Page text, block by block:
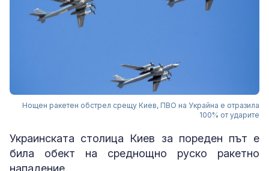
Нощен ракетен обстрел срещу Киев, ПВО на Украйна е отразила
100% от ударите
Украинската столица Киев за пореден път е
била обект на среднощно руско ракетно
нападение.